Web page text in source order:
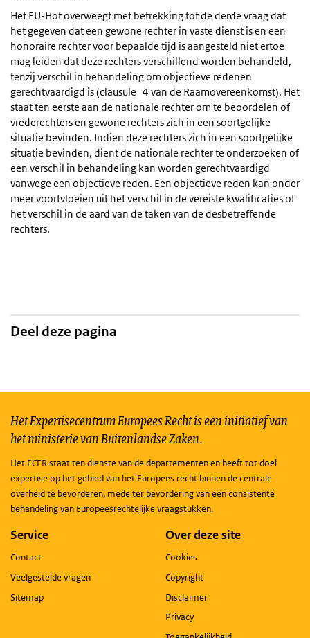
Het EU-Hof overweegt met betrekking tot de derde vraag dat
het gegeven dat een gewone rechter in vaste dienst is en een
honoraire rechter voor bepaalde tijd is aangesteld niet ertoe
mag leiden dat deze rechters verschillend worden behandeld,
tenzij verschil in behandeling om objectieve redenen
gerechtvaardigd is (clausule 4 van de Raamovereenkomst). Het
staat ten eerste aan de nationale rechter om te beoordelen of
vrederechters en gewone rechters zich in een soortgelijke
situatie bevinden. Indien deze rechters zich in een soortgelijke
situatie bevinden, dient de nationale rechter te onderzoeken of
een verschil in behandeling kan worden gerechtvaardigd
vanwege een objectieve reden. Een objectieve reden kan onder
meer voortvloeien uit het verschil in de vereiste kwalificaties of
het verschil in de aard van de taken van de desbetreffende
rechters.
Deel deze pagina
Het Expertisecentrum Europees Recht is een initiatief van
het ministerie van Buitenlandse Zaken.
Het ECER staat ten dienste van de departementen en heeft tot doel
expertise op het gebied van het Europees recht binnen de centrale
overheid te bevorderen, mede ter bevordering van een consistente
behandeling van Europeesrechtelijke vraagstukken.
Service
Contact
Veelgestelde vragen
Sitemap
Over deze site
Cookies
Copyright
Disclaimer
Privacy